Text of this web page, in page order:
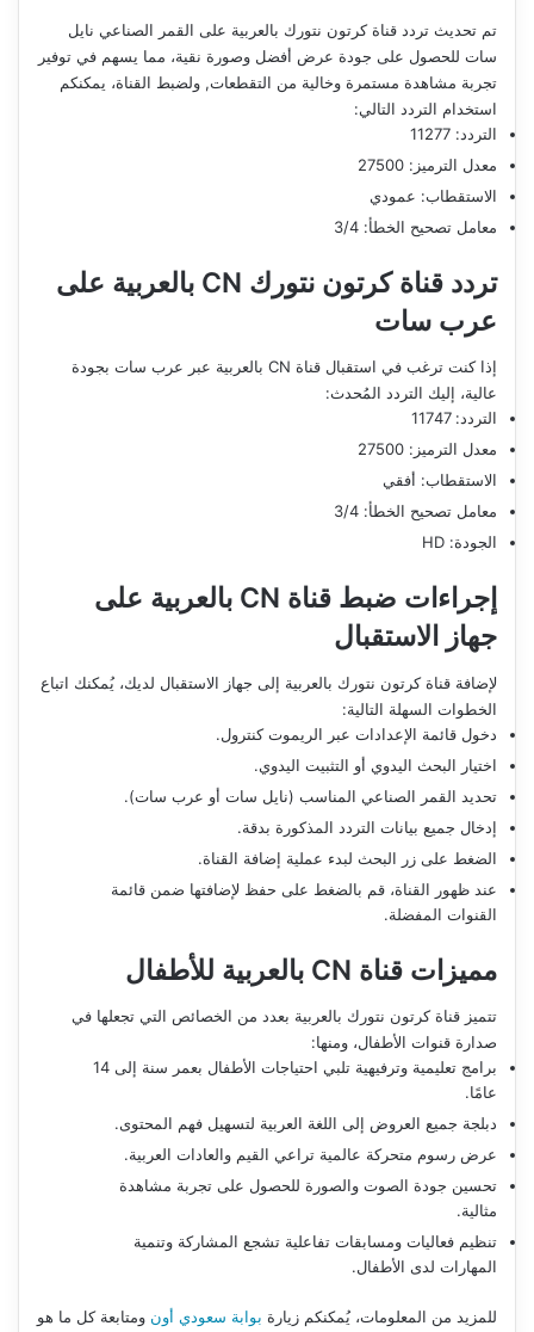
تم تحديث تردد قناة كرتون نتورك بالعربية على القمر الصناعي نايل
سات للحصول على جودة عرض أفضل وصورة نقية، مما يسهم في توفير
تجربة مشاهدة مستمرة وخالية من التقطعات, ولضبط القناة، يمكنكم
استخدام التردد التالي:
التردد: 11277
معدل الترميز: 27500
الاستقطاب: عمودي
معامل تصحيح الخطأ: 3/4
تردد قناة كرتون نتورك CN بالعربية على
عرب سات
إذا كنت ترغب في استقبال قناة CN بالعربية عبر عرب سات بجودة
عالية، إليك التردد المُحدث:
التردد: 11747
معدل الترميز: 27500
الاستقطاب: أفقي
معامل تصحيح الخطأ: 3/4
الجودة: HD
إجراءات ضبط قناة CN بالعربية على
جهاز الاستقبال
لإضافة قناة كرتون نتورك بالعربية إلى جهاز الاستقبال لديك، يُمكنك اتباع
الخطوات السهلة التالية:
دخول قائمة الإعدادات عبر الريموت كنترول.
اختيار البحث اليدوي أو التثبيت اليدوي.
تحديد القمر الصناعي المناسب (نايل سات أو عرب سات).
إدخال جميع بيانات التردد المذكورة بدقة.
الضغط على زر البحث لبدء عملية إضافة القناة.
عند ظهور القناة، قم بالضغط على حفظ لإضافتها ضمن قائمة
القنوات المفضلة.
مميزات قناة CN بالعربية للأطفال
تتميز قناة كرتون نتورك بالعربية بعدد من الخصائص التي تجعلها في
صدارة قنوات الأطفال، ومنها:
برامج تعليمية وترفيهية تلبي احتياجات الأطفال بعمر سنة إلى 14
عامًا.
دبلجة جميع العروض إلى اللغة العربية لتسهيل فهم المحتوى.
عرض رسوم متحركة عالمية تراعي القيم والعادات العربية.
تحسين جودة الصوت والصورة للحصول على تجربة مشاهدة
مثالية.
تنظيم فعاليات ومسابقات تفاعلية تشجع المشاركة وتنمية
المهارات لدى الأطفال.
للمزيد من المعلومات، يُمكنكم زيارة بوابة سعودي أون ومتابعة كل ما هو